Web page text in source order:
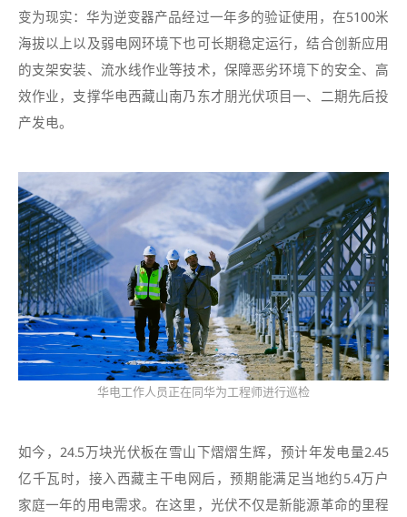
变为现实：华为逆变器产品经过一年多的验证使用，在5100米
海拔以上以及弱电网环境下也可长期稳定运行，结合创新应用
的支架安装、流水线作业等技术，保障恶劣环境下的安全、高
效作业，支撑华电西藏山南乃东才朋光伏项目一、二期先后投
产发电。
华电工作人员正在同华为工程师进行巡检
如今，24.5万块光伏板在雪山下熠熠生辉，预计年发电量2.45
亿千瓦时，接入西藏主干电网后，预期能满足当地约5.4万户
家庭一年的用电需求。在这里，光伏不仅是新能源革命的里程